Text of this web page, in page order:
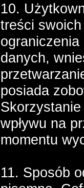
10.
treści
danych,
posiada
wpływu na
momentu
11. Sposób